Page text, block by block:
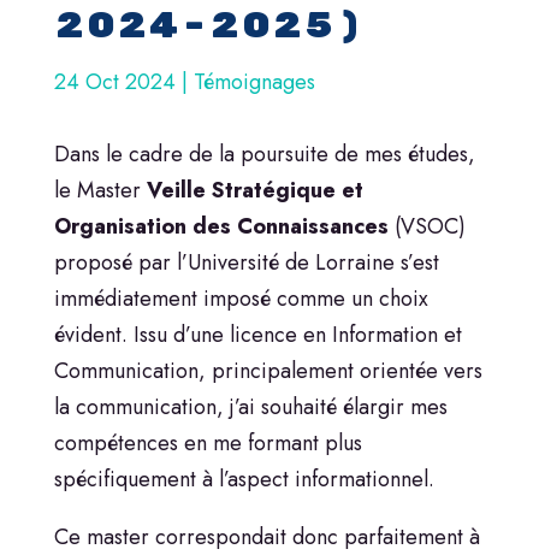
2024-2025)
24 Oct 2024| Témoignages
Dans le cadre de la poursuite de mes études,
le MasterVeille Stratégique et
Organisation des Connaissances (VSOC)
proposé par l’Université de Lorraine s’est
immédiatement imposé comme un choix
évident. Issu d’une licence en Information et
Communication, principalement orientée vers
la communication, j’ai souhaité élargir mes
compétences en me formant plus
spécifiquement à l’aspect informationnel.
Ce master correspondait donc parfaitement à